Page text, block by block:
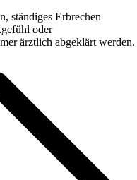
ständiges Erbrechen
oder
ärztlich abgeklärt werden.